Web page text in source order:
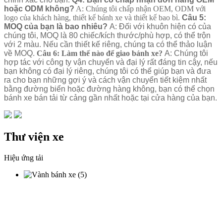
hoặc ODM không? A: Chúng tôi chấp nhận OEM, ODM với
logo của khách hàng, thiết kế bánh xe và thiết kế bao bì. Câu 5:
MOQ của bạn là bao nhiêu? A: Đối với khuôn hiện có của
chúng tôi, MOQ là 80 chiếc/kích thước/phù hợp, có thể trộn
với 2 màu. Nếu cần thiết kế riêng, chúng ta có thể thảo luận
về MOQ. Câu 6: Làm thế nào để giao bánh xe? A: Chúng tôi
hợp tác với công ty vận chuyển và đại lý rất đáng tin cậy, nếu
bạn không có đại lý riêng, chúng tôi có thể giúp bạn và đưa
ra cho bạn những gợi ý và cách vận chuyển tiết kiệm nhất
bằng đường biển hoặc đường hàng không, bạn có thể chọn
bánh xe bán tải từ cảng gần nhất hoặc tại cửa hàng của bạn.
Thư viện xe
Hiệu ứng tải